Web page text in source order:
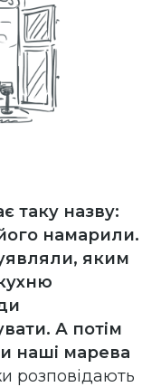
таку назву:
намарили.
яким
А потім
наші марева
розповідають